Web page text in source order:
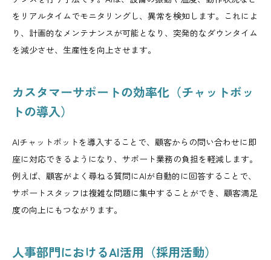
をリアルタイムでモニタリングし、異常を検知します。これによ
り、計画的なメンテナンスが可能となり、突発的なダウンタイム
を減少させ、生産性を向上させます。
カスタマーサポートの効率化（チャットボッ
トの導入）
AIチャットボットを導入することで、顧客からの問い合わせに即
座に対応できるようになり、サポート業務の負担を軽減します。
例えば、顧客がよく尋ねる質問にAIが自動的に回答することで、
サポートスタッフは複雑な問題に集中することができ、顧客満足
度の向上にもつながります。
人事部門におけるAI活用（採用活動）